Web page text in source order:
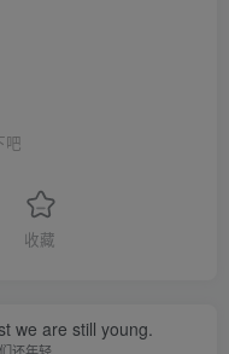
吧
收藏
we are still young.
还年轻